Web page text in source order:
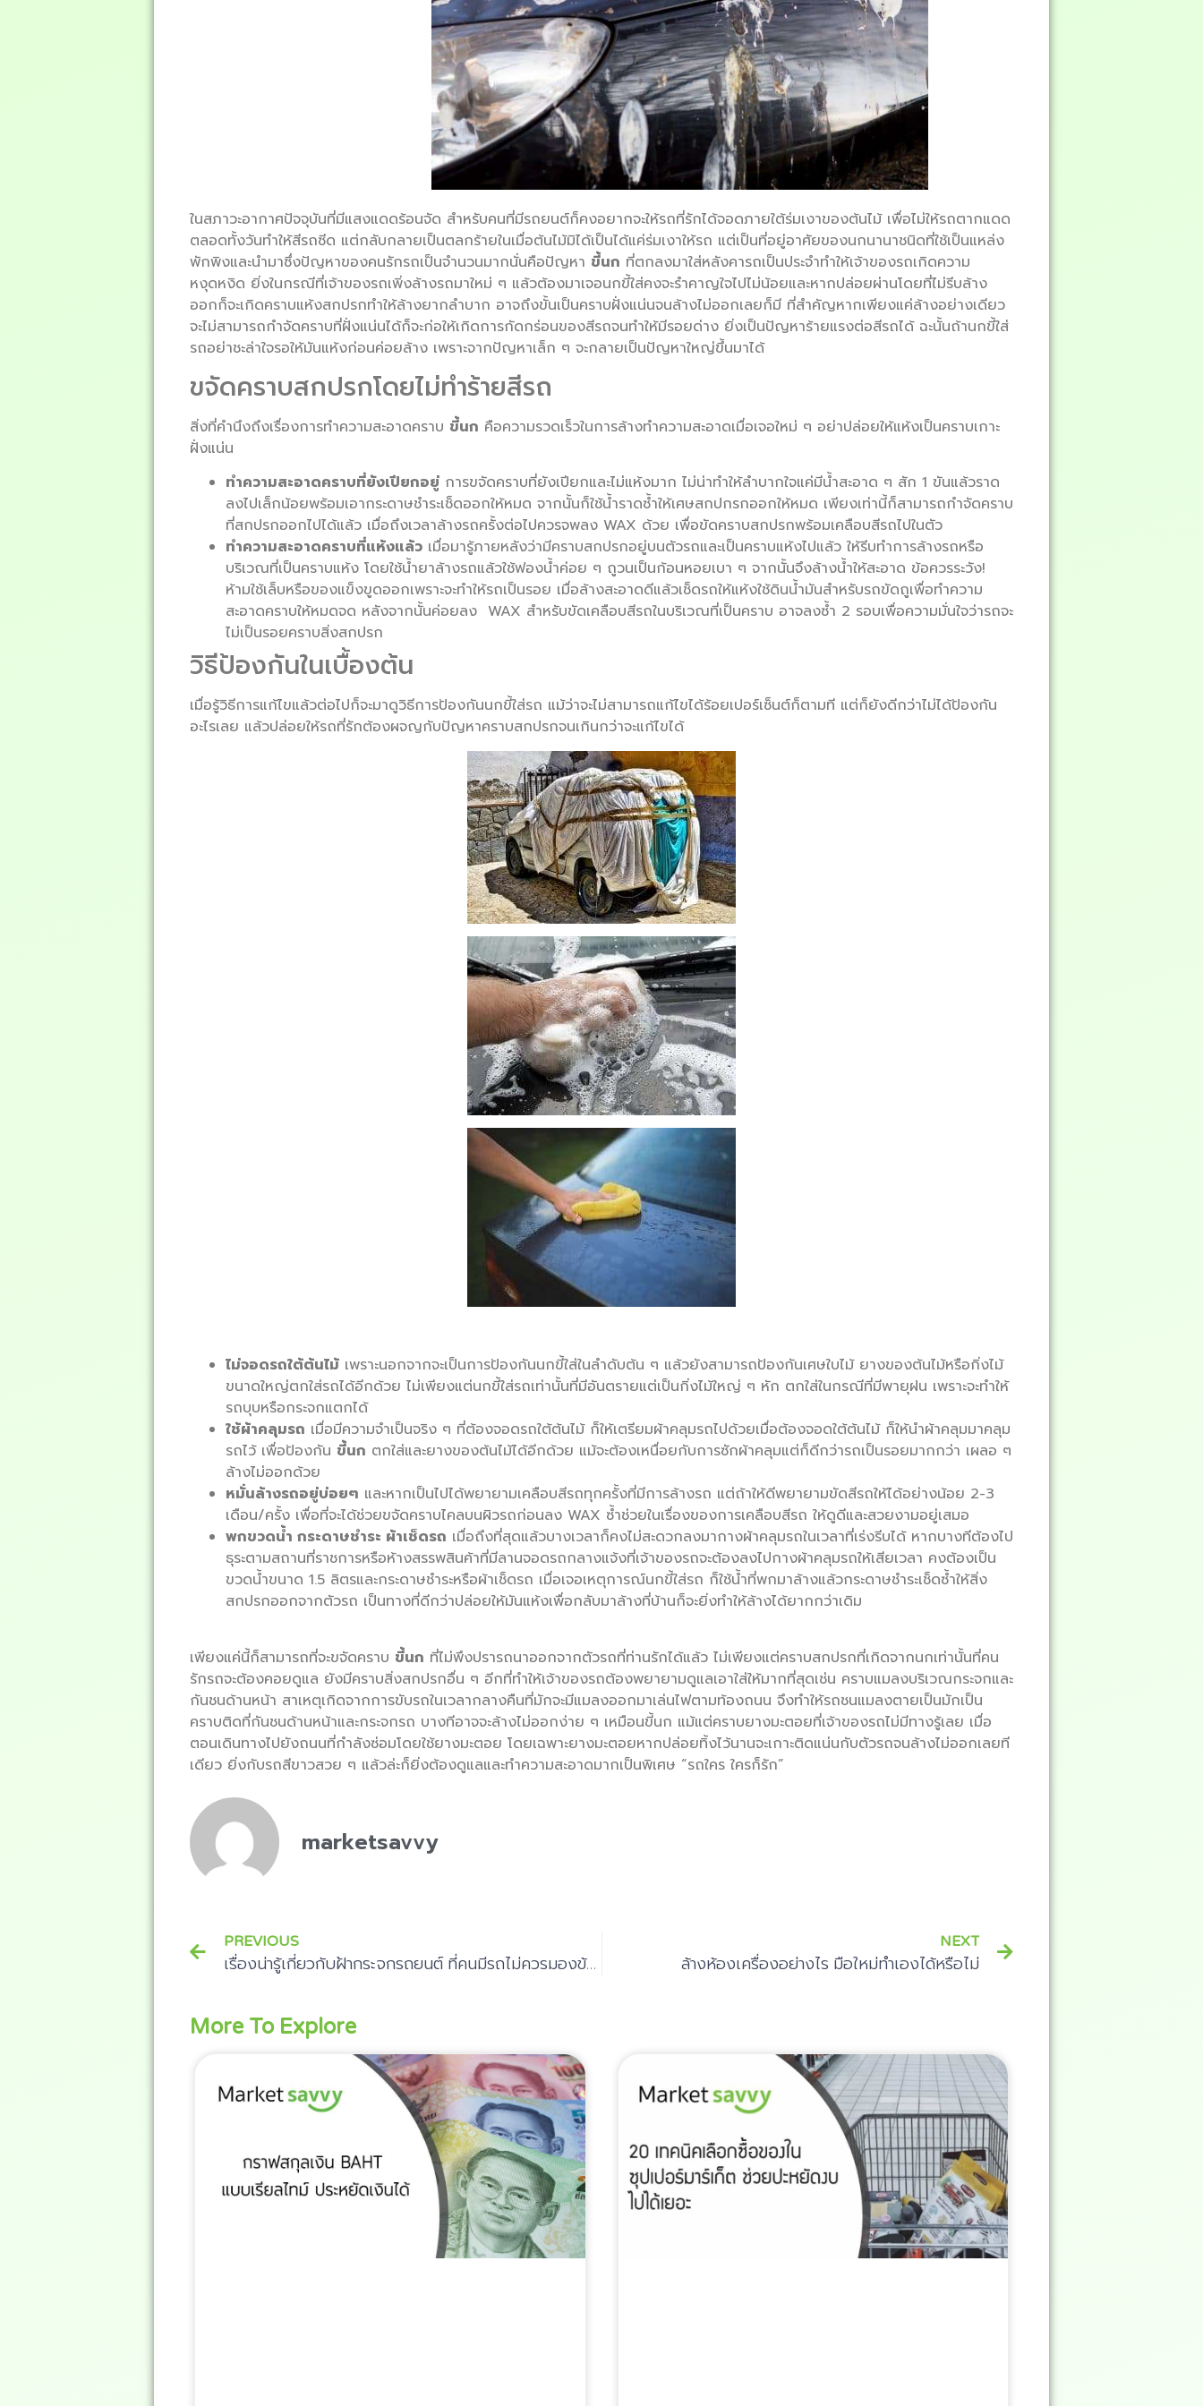
ในสภาวะอากาศปัจจุบันที่มีแสงแดดร้อนจัด สำหรับคนที่มีรถยนต์ก็คงอยากจะให้รถที่รักได้จอดภายใต้ร่มเงาของต้นไม้ เพื่อไม่ให้รถตากแดด
ตลอดทั้งวันทำให้สีรถซีด แต่กลับกลายเป็นตลกร้ายในเมื่อต้นไม้มิได้เป็นได้แค่ร่มเงาให้รถ แต่เป็นที่อยู่อาศัยของนกนานาชนิดที่ใช้เป็นแหล่ง
พักพิงและนำมาซึ่งปัญหาของคนรักรถเป็นจำนวนมากนั่นคือปัญหา ขี้นก ที่ตกลงมาใส่หลังคารถเป็นประจำทำให้เจ้าของรถเกิดความ
หงุดหงิด ยิ่งในกรณีที่เจ้าของรถเพิ่งล้างรถมาใหม่ ๆ แล้วต้องมาเจอนกขี้ใส่คงจะรำคาญใจไปไม่น้อยและหากปล่อยผ่านโดยที่ไม่รีบล้าง
ออกก็จะเกิดคราบแห้งสกปรกทำให้ล้างยากลำบาก อาจถึงขั้นเป็นคราบฝั่งแน่นจนล้างไม่ออกเลยก็มี ที่สำคัญหากเพียงแค่ล้างอย่างเดียว
จะไม่สามารถกำจัดคราบที่ฝั่งแน่นได้ก็จะก่อให้เกิดการกัดกร่อนของสีรถจนทำให้มีรอยด่าง ยิ่งเป็นปัญหาร้ายแรงต่อสีรถได้ ฉะนั้นถ้านกขี้ใส่
รถอย่าชะล่าใจรอให้มันแห้งก่อนค่อยล้าง เพราะจากปัญหาเล็ก ๆ จะกลายเป็นปัญหาใหญ่ขึ้นมาได้
ขจัดคราบสกปรกโดยไม่ทำร้ายสีรถ
สิ่งที่คำนึงถึงเรื่องการทำความสะอาดคราบ ขี้นก คือความรวดเร็วในการล้างทำความสะอาดเมื่อเจอใหม่ ๆ อย่าปล่อยให้แห้งเป็นคราบเกาะ
ฝั่งแน่น
ทำความสะอาดคราบที่ยังเปียกอยู่ การขจัดคราบที่ยังเปียกและไม่แห้งมาก ไม่น่าทำให้ลำบากใจแค่มีน้ำสะอาด ๆ สัก 1 ขันแล้วราด
ลงไปเล็กน้อยพร้อมเอากระดาษชำระเช็ดออกให้หมด จากนั้นก็ใช้น้ำราดซ้ำให้เศษสกปกรกออกให้หมด เพียงเท่านี้ก็สามารถกำจัดคราบ
ที่สกปรกออกไปได้แล้ว เมื่อถึงเวลาล้างรถครั้งต่อไปควรจพลง WAX ด้วย เพื่อขัดคราบสกปรกพร้อมเคลือบสีรถไปในตัว
ทำความสะอาดคราบที่แห้งแล้ว เมื่อมารู้ภายหลังว่ามีคราบสกปรกอยู่บนตัวรถและเป็นคราบแห้งไปแล้ว ให้รีบทำการล้างรถหรือ
บริเวณที่เป็นคราบแห้ง โดยใช้น้ำยาล้างรถแล้วใช้ฟองน้ำค่อย ๆ ถูวนเป็นก้อนหอยเบา ๆ จากนั้นจึงล้างน้ำให้สะอาด ข้อควรระวัง!
ห้ามใช้เล็บหรือของแข็งขูดออกเพราะจะทำให้รถเป็นรอย เมื่อล้างสะอาดดีแล้วเช็ดรถให้แห้งใช้ดินน้ำมันสำหรับรถขัดถูเพื่อทำความ
สะอาดคราบให้หมดจด หลังจากนั้นค่อยลง WAX สำหรับขัดเคลือบสีรถในบริเวณที่เป็นคราบ อาจลงซ้ำ 2 รอบเพื่อความมั่นใจว่ารถจะ
ไม่เป็นรอยคราบสิ่งสกปรก
วิธีป้องกันในเบื้องต้น
เมื่อรู้วิธีการแก้ไขแล้วต่อไปก็จะมาดูวิธีการป้องกันนกขี้ใส่รถ แม้ว่าจะไม่สามารถแก้ไขได้ร้อยเปอร์เซ็นต์ก็ตามที แต่ก็ยังดีกว่าไม่ได้ป้องกัน
อะไรเลย แล้วปล่อยให้รถที่รักต้องผจญกับปัญหาคราบสกปรกจนเกินกว่าจะแก้ไขได้
ไม่จอดรถใต้ต้นไม้ เพราะนอกจากจะเป็นการป้องกันนกขี้ใส่ในลำดับต้น ๆ แล้วยังสามารถป้องกันเศษใบไม้ ยางของต้นไม้หรือกิ่งไม้
ขนาดใหญ่ตกใส่รถได้อีกด้วย ไม่เพียงแต่นกขี้ใส่รถเท่านั้นที่มีอันตรายแต่เป็นกิ่งไม้ใหญ่ ๆ หัก ตกใส่ในกรณีที่มีพายุฝน เพราะจะทำให้
รถบุบหรือกระจกแตกได้
ใช้ผ้าคลุมรถ เมื่อมีความจำเป็นจริง ๆ ที่ต้องจอดรถใต้ต้นไม้ ก็ให้เตรียมผ้าคลุมรถไปด้วยเมื่อต้องจอดใต้ต้นไม้ ก็ให้นำผ้าคลุมมาคลุม
รถไว้ เพื่อป้องกัน ขี้นก ตกใส่และยางของต้นไม้ได้อีกด้วย แม้จะต้องเหนื่อยกับการซักผ้าคลุมแต่ก็ดีกว่ารถเป็นรอยมากกว่า เผลอ ๆ
ล้างไม่ออกด้วย
หมั่นล้างรถอยู่บ่อยๆ และหากเป็นไปได้พยายามเคลือบสีรถทุกครั้งที่มีการล้างรถ แต่ถ้าให้ดีพยายามขัดสีรถให้ได้อย่างน้อย 2-3
เดือน/ครั้ง เพื่อที่จะได้ช่วยขจัดคราบไคลบนผิวรถก่อนลง WAX ซ้ำช่วยในเรื่องของการเคลือบสีรถ ให้ดูดีและสวยงามอยู่เสมอ
พกขวดน้ำ กระดาษชำระ ผ้าเช็ดรถ เมื่อถึงที่สุดแล้วบางเวลาก็คงไม่สะดวกลงมากางผ้าคลุมรถในเวลาที่เร่งรีบได้ หากบางทีต้องไป
ธุระตามสถานที่ราชการหรือห้างสรรพสินค้าที่มีลานจอดรถกลางแจ้งที่เจ้าของรถจะต้องลงไปกางผ้าคลุมรถให้เสียเวลา คงต้องเป็น
ขวดน้ำขนาด 1.5 ลิตรและกระดาษชำระหรือผ้าเช็ดรถ เมื่อเจอเหตุการณ์นกขี้ใส่รถ ก็ใช้น้ำที่พกมาล้างแล้วกระดาษชำระเช็ดซ้ำให้สิ่ง
สกปรกออกจากตัวรถ เป็นทางที่ดีกว่าปล่อยให้มันแห้งเพื่อกลับมาล้างที่บ้านก็จะยิ่งทำให้ล้างได้ยากกว่าเดิม
เพียงแค่นี้ก็สามารถที่จะขจัดคราบ ขี้นก ที่ไม่พึงปรารถนาออกจากตัวรถที่ท่านรักได้แล้ว ไม่เพียงแต่คราบสกปรกที่เกิดจากนกเท่านั้นที่คน
รักรถจะต้องคอยดูแล ยังมีคราบสิ่งสกปรกอื่น ๆ อีกที่ทำให้เจ้าของรถต้องพยายามดูแลเอาใส่ให้มากที่สุดเช่น คราบแมลงบริเวณกระจกและ
กันชนด้านหน้า สาเหตุเกิดจากการขับรถในเวลากลางคืนที่มักจะมีแมลงออกมาเล่นไฟตามท้องถนน จึงทำให้รถชนแมลงตายเป็นมักเป็น
คราบติดที่กันชนด้านหน้าและกระจกรถ บางทีอาจจะล้างไม่ออกง่าย ๆ เหมือนขี้นก แม้แต่คราบยางมะตอยที่เจ้าของรถไม่มีทางรู้เลย เมื่อ
ตอนเดินทางไปยังถนนที่กำลังซ่อมโดยใช้ยางมะตอย โดยเฉพาะยางมะตอยหากปล่อยทิ้งไว้นานจะเกาะติดแน่นกับตัวรถจนล้างไม่ออกเลยที
เดียว ยิ่งกับรถสีขาวสวย ๆ แล้วล่ะก็ยิ่งต้องดูแลและทำความสะอาดมากเป็นพิเศษ “รถใคร ใครก็รัก”
marketsavvy
PREVIOUS
เรื่องน่ารู้เกี่ยวกับฝ้ากระจกรถยนต์ ที่คนมีรถไม่ควรมองข้าม
NEXT
ล้างห้องเครื่องอย่างไร มือใหม่ทำเองได้หรือไม่
More To Explore